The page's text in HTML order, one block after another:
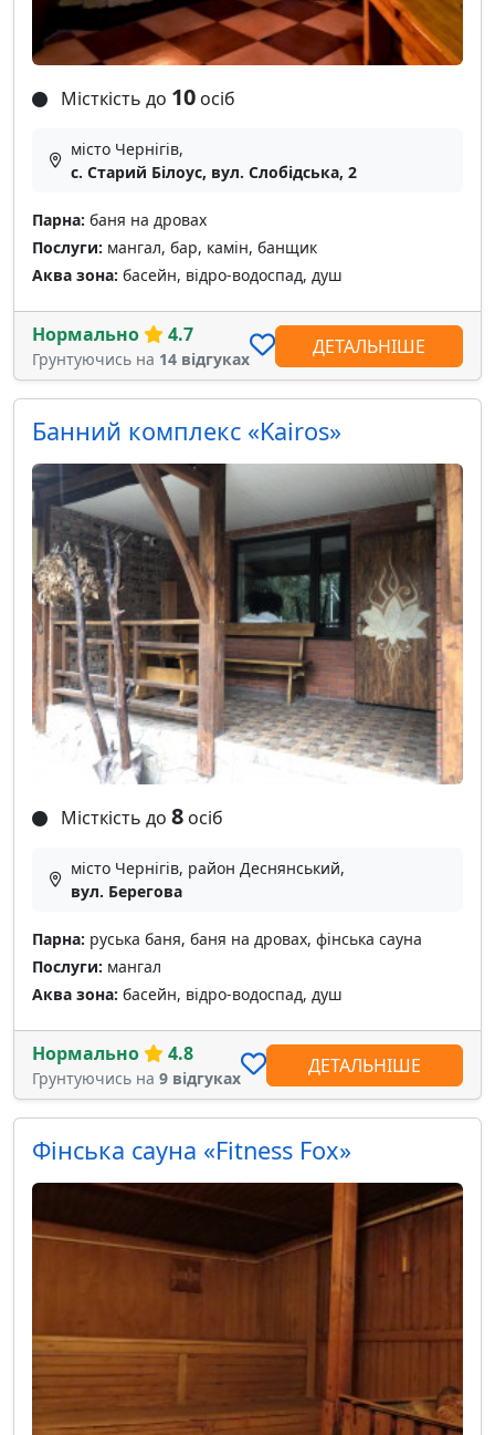
Місткість до 10 осіб
місто Чернігів,
c. Старий Білоус, вул. Слобідська, 2
Парна: баня на дровах
Послуги: мангал, бар, камін, банщик
Аква зона: басейн, відро-водоспад, душ
Нормально 4.7
Грунтуючись на 14 відгуках
ДЕТАЛЬНІШЕ
Банний комплекс «Kairos»
Місткість до 8 осіб
місто Чернігів, район Деснянський,
вул. Берегова
Парна: руська баня, баня на дровах, фінська сауна
Послуги: мангал
Аква зона: басейн, відро-водоспад, душ
Нормально 4.8
Грунтуючись на 9 відгуках
ДЕТАЛЬНІШЕ
Фінська сауна «Fitness Fox»